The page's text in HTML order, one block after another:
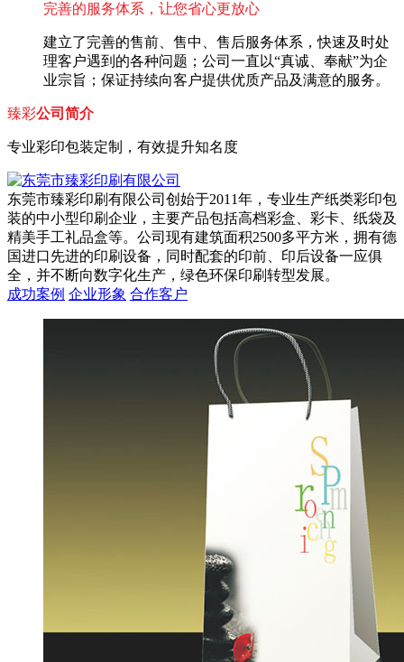
完善的服务体系，让您省心更放心
建立了完善的售前、售中、售后服务体系，快速及时处
理客户遇到的各种问题；公司一直以“真诚、奉献”为企
业宗旨；保证持续向客户提供优质产品及满意的服务。
臻彩公司简介
专业彩印包装定制，有效提升知名度
东莞市臻彩印刷有限公司创始于2011年，专业生产纸类彩印包
装的中小型印刷企业，主要产品包括高档彩盒、彩卡、纸袋及
精美手工礼品盒等。公司现有建筑面积2500多平方米，拥有德
国进口先进的印刷设备，同时配套的印前、印后设备一应俱
全，并不断向数字化生产，绿色环保印刷转型发展。
成功案例 企业形象 合作客户